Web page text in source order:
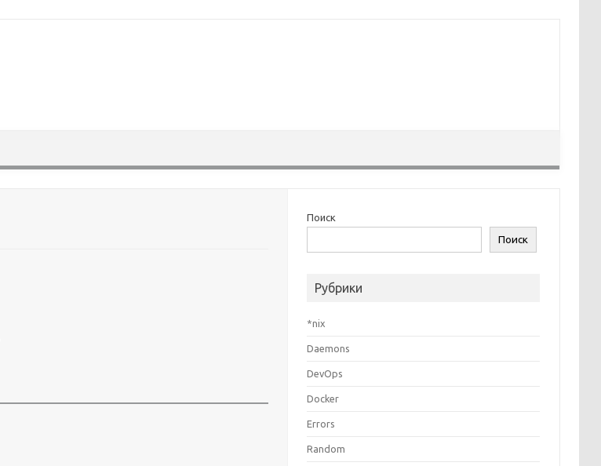
Поиск
Поиск
Рубрики
*nix
Daemons
DevOps
Docker
Errors
Random